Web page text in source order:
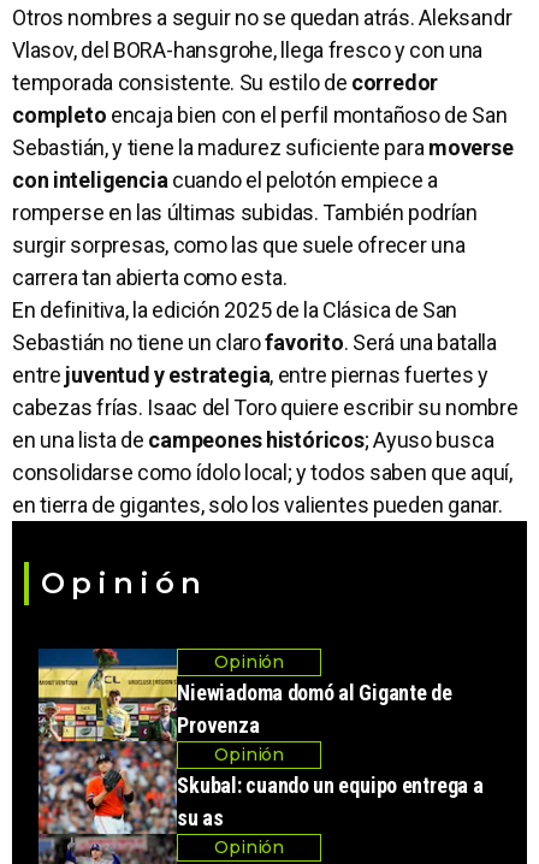
Otros nombres a seguir no se quedan atrás. Aleksandr
Vlasov, del BORA-hansgrohe, llega fresco y con una
temporada consistente. Su estilo de corredor
completo encaja bien con el perfil montañoso de San
Sebastián, y tiene la madurez suficiente paramoverse
con inteligenciacuando el pelotón empiece a
romperse en las últimas subidas. También podrían
surgir sorpresas, como las que suele ofrecer una
carrera tan abierta como esta.
En definitiva, la edición 2025 de la Clásica de San
Sebastián no tiene un clarofavorito. Será una batalla
entre juventud y estrategia, entre piernas fuertes y
cabezas frías. Isaac del Toro quiere escribir su nombre
en una lista de campeones históricos; Ayuso busca
consolidarse como ídolo local; y todos saben que aquí,
en tierra de gigantes, solo los valientes pueden ganar.
Opinión
Opinión
Niewiadoma domó al Gigante de
Provenza
Opinión
Skubal: cuando un equipo entrega a
su as
Opinión